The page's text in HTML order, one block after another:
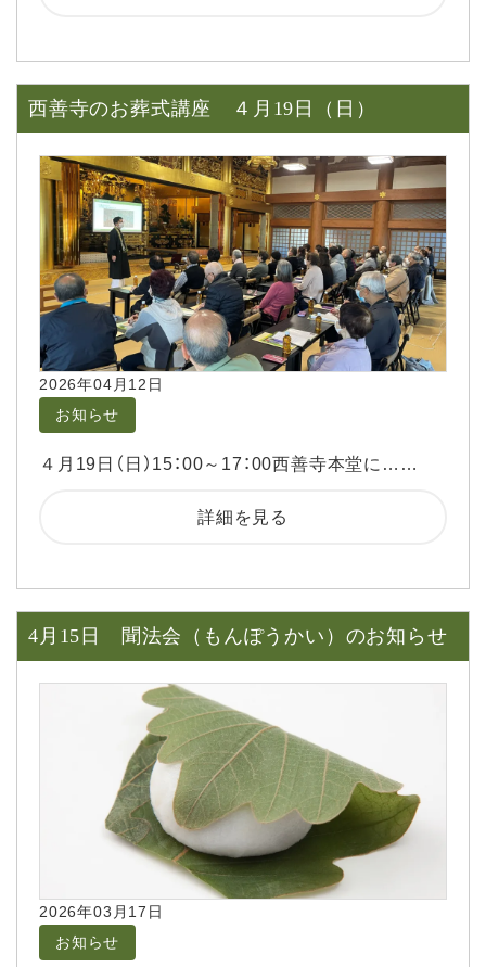
西善寺のお葬式講座 ４月19日（日）
2026年04月12日
お知らせ
４月19日（日）15：00～17：00西善寺本堂に……
詳細を見る
4月15日 聞法会（もんぽうかい）のお知らせ
2026年03月17日
お知らせ